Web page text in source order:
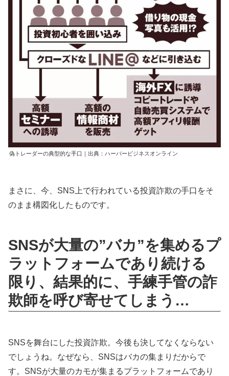
偽トレーダーの典型的な手口｜出典：ハーバービジネスオンライン
まさに、今、SNS上で行われている投資詐欺の手口をそ
のまま構図化したものです。
SNSが大量の”バカ”を集めるプ
ラットフォームであり続ける
限り、結果的に、手練手管の詐
欺師を呼び寄せてしまう…
SNSを舞台にした投資詐欺。今後も決してなくならない
でしょうね。なぜなら、SNSはバカの集まりだからで
す。SNSが大量のカモが集まるプラットフォームであり